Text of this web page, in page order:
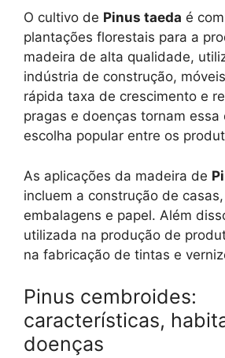
O cultivo de Pinus taeda é
plantações florestais para a
madeira de alta qualidade,
indústria de construção,
rápida taxa de crescimento e
pragas e doenças tornam essa
escolha popular entre os
As aplicações da madeira de
incluem a construção de
embalagens e papel. Além
utilizada na produção de
na fabricação de tintas e
Pinus cembroides:
características,
doenças